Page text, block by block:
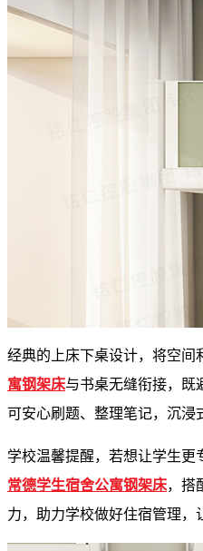
经典的上床下桌设计，将空间
寓钢架床与书桌无缝衔接，既
可安心刷题、整理笔记，沉浸
学校温馨提醒，若想让学生
常德学生宿舍公寓钢架床，搭
力，助力学校做好住宿管理，